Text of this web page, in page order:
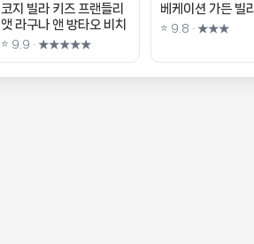
코지 빌라 키즈 프랜들리
앳 라구나 앤 방타오 비치
⭐ 9.9 · ★★★★★
베케이션 가든 빌
⭐ 9.8 · ★★★